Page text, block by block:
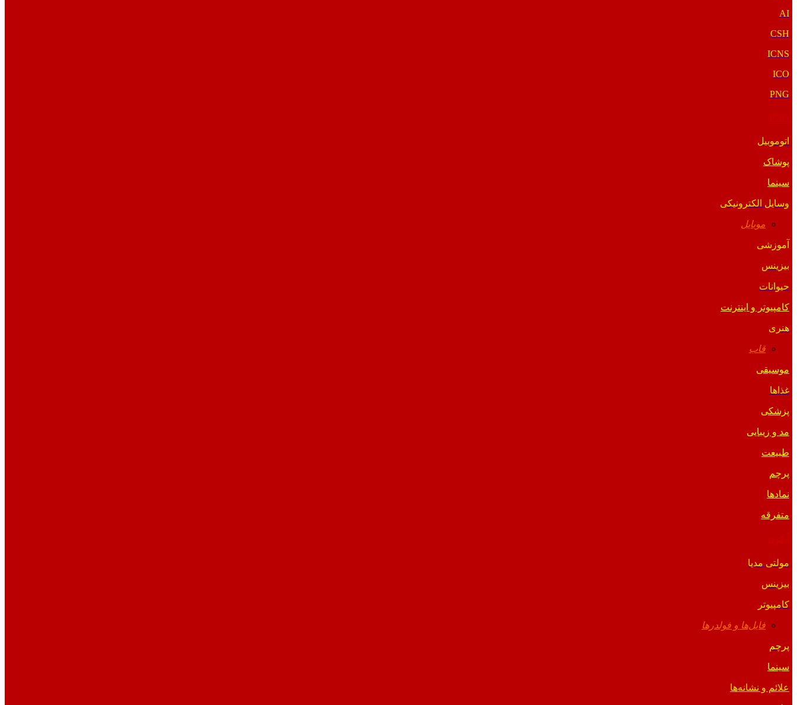
AI
CSH
ICNS
ICO
PNG
اتوموبیل
پوشاک
سینما
وسایل الکترونیکی
موبایل
آموزشی
بیزینس
حیوانات
کامپیوتر و اینترنت
هنری
قاب
موسیقی
غذاها
پزشکی
مد و زیبایی
طبیعت
پرچم
نمادها
متفرقه
مولتی مدیا
بیزینس
کامپیوتر
فایل‌ها و فولدرها
پرچم
سینما
علائم و نشانه‌ها